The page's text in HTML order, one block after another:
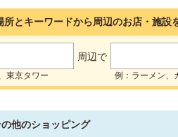
所とキーワードから周辺のお店・施設
周辺で
東京タワー 例：ラーメン、
他のショッピング